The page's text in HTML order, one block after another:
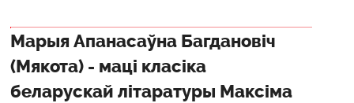
Марыя Апанасаўна Багдановіч
(Мякота) - маці класіка
беларускай літаратуры Максіма